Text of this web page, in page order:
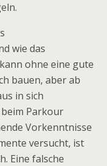
wie das
ohne eine gute
bauen, aber ab
in sich
Parkour
Vorkenntnisse
versucht, ist
Eine falsche